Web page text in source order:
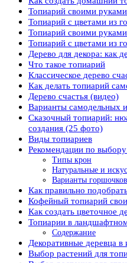
Топиарий своими
Топиарий с цветами из
Топиарий своими
Топиарий с цветами из
Дерево для декора: как
Что такое топиарий
Классическое дерево
Как делать топиарий
Дерево счастья (видео)
Варианты самодельных
Сказочный топиарий:
создания (25 фото)
Виды топиариев
Рекомендации по
Типы крон
Натуральные и
Варианты горшочков
Как правильно
Кофейный топиарий
Как создать цветочное
Топиарии в
Cодержание
Декоративные деревца в
Выбор растений для